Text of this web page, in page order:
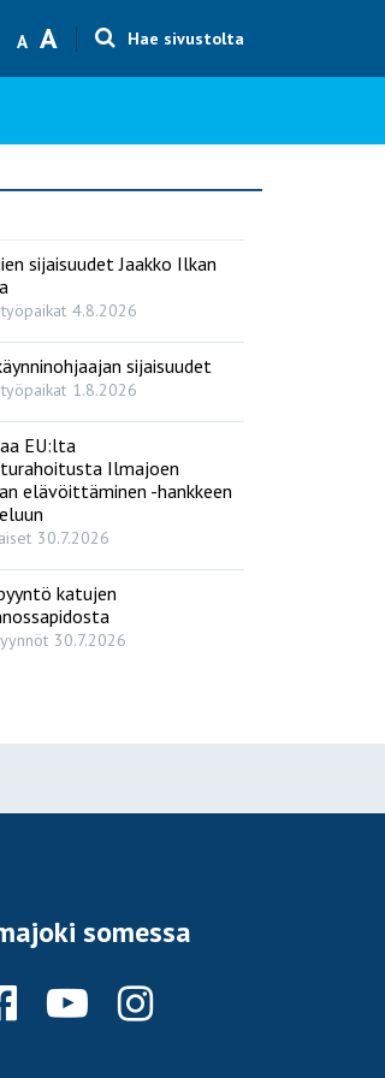
A
Text size smaller
AText size bigger
Hae sivustolta
sijaisuudet Jaakko Ilkan
4.8.2026
sijaisuudet
1.8.2026
EU:lta
Ilmajoen
elävöittäminen -hankkeen
30.7.2026
katujen
30.7.2026
somessa